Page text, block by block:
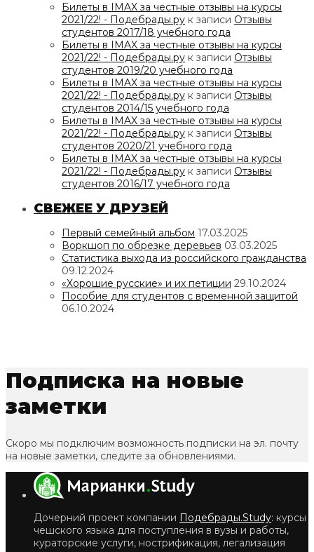
Билеты в IMAX за честные отзывы на курсы
2021/22! - Подебрады.ру к записи Отзывы
студентов 2017/18 учебного года
Билеты в IMAX за честные отзывы на курсы
2021/22! - Подебрады.ру к записи Отзывы
студентов 2019/20 учебного года
Билеты в IMAX за честные отзывы на курсы
2021/22! - Подебрады.ру к записи Отзывы
студентов 2014/15 учебного года
Билеты в IMAX за честные отзывы на курсы
2021/22! - Подебрады.ру к записи Отзывы
студентов 2020/21 учебного года
Билеты в IMAX за честные отзывы на курсы
2021/22! - Подебрады.ру к записи Отзывы
студентов 2016/17 учебного года
СВЕЖЕЕ У ДРУЗЕЙ
Первый семейный альбом 17.03.2025
Воркшоп по обрезке деревьев 03.03.2025
Статистика выхода из российского гражданства
09.12.2024
«Хорошие русские» и их петиции 29.10.2024
Пособие для студентов с временной защитой
06.10.2024
Подписка на новые
заметки
Скоро мы подключим возможность подписки на эл. почту
на новые заметки, следите за обновлениями.
Дочерний проект компании Подебрады.Study: курсы
чешского языка для поступления в вузы и работы,
кураторские услуги, нострификация, легализация